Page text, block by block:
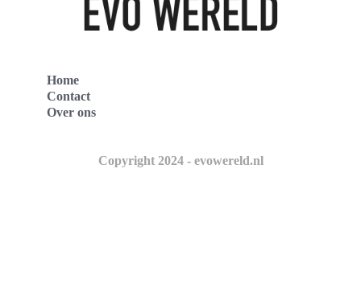
Home
Contact
Over ons
Copyright 2024 - evowereld.nl